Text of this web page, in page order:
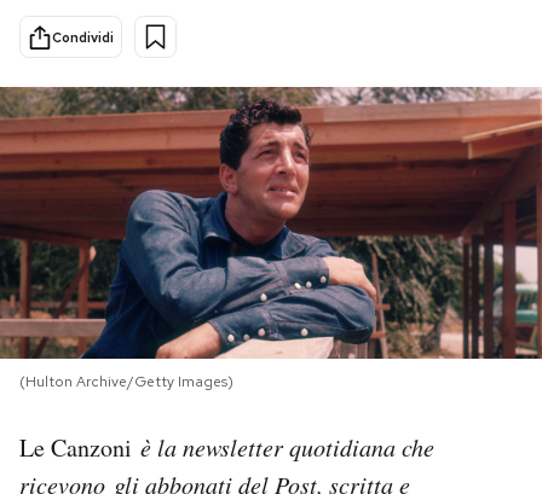
Internet
Cultura
Economia
Sport
Europa
Altrecose
Mondiali calcio 2026
PODCAST
NEWSLETTER
I MIEI PREFERITI
Condividi
(Hulton Archive/Getty Images)
Le Canzoni è la newsletter quotidiana che
ricevono gli abbonati del Post, scritta e